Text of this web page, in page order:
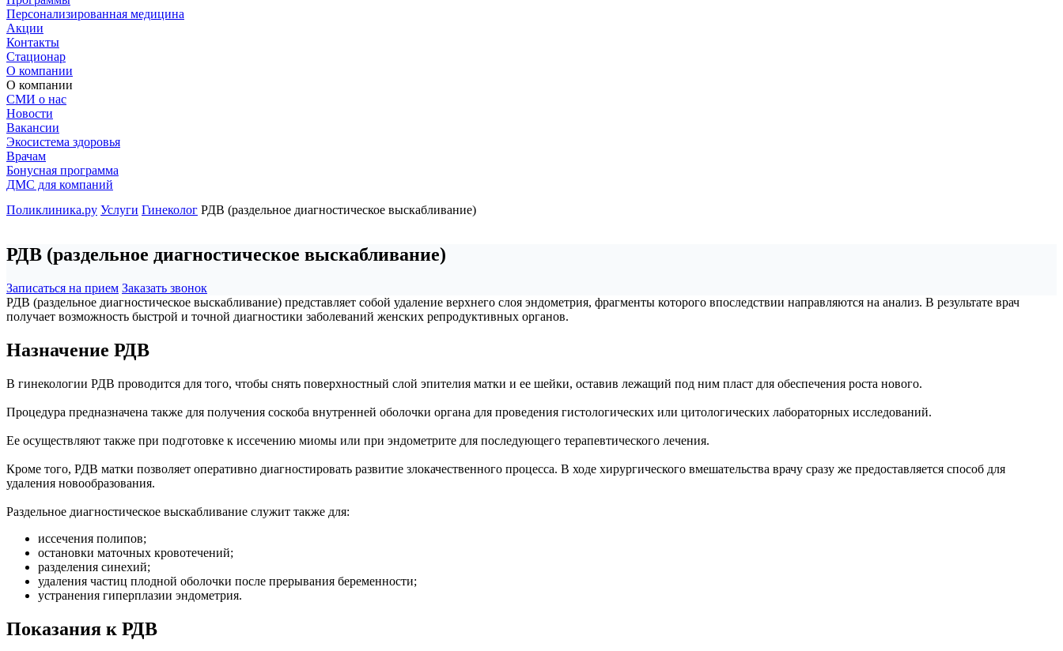
Персонализированная медицина
Акции
Контакты
Стационар
О компании
О компании
СМИ о нас
Новости
Вакансии
Экосистема здоровья
Врачам
Бонусная программа
ДМС для компаний
Поликлиника.ру Услуги Гинеколог РДВ (раздельное диагностическое выскабливание)
РДВ (раздельное диагностическое выскабливание)
Записаться на прием Заказать звонок
РДВ (раздельное диагностическое выскабливание) представляет собой удаление верхнего слоя эндометрия, фрагменты которого впоследствии направляются на анализ. В результате врач
получает возможность быстрой и точной диагностики заболеваний женских репродуктивных органов.
Назначение РДВ
В гинекологии РДВ проводится для того, чтобы снять поверхностный слой эпителия матки и ее шейки, оставив лежащий под ним пласт для обеспечения роста нового.
Процедура предназначена также для получения соскоба внутренней оболочки органа для проведения гистологических или цитологических лабораторных исследований.
Ее осуществляют также при подготовке к иссечению миомы или при эндометрите для последующего терапевтического лечения.
Кроме того, РДВ матки позволяет оперативно диагностировать развитие злокачественного процесса. В ходе хирургического вмешательства врачу сразу же предоставляется способ для
удаления новообразования.
Раздельное диагностическое выскабливание служит также для:
иссечения полипов;
остановки маточных кровотечений;
разделения синехий;
удаления частиц плодной оболочки после прерывания беременности;
устранения гиперплазии эндометрия.
Показания к РДВ